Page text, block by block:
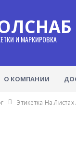
И МАРКИРОВКА
О КОМПАНИИ
Этикетка На